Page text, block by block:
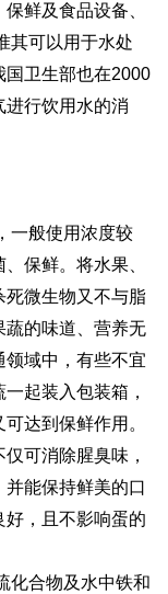
鲜及食品设备、
其可以用于水处
国卫生部也在2000
进行饮用水的消
一般使用浓度较
保鲜。将水果、
死微生物又不与脂
蔬的味道、营养无
域中，有些不宜
起装入包装箱，
达到保鲜作用。
可消除腥臭味，
能保持鲜美的口
好，且不影响蛋的
化合物及水中铁和